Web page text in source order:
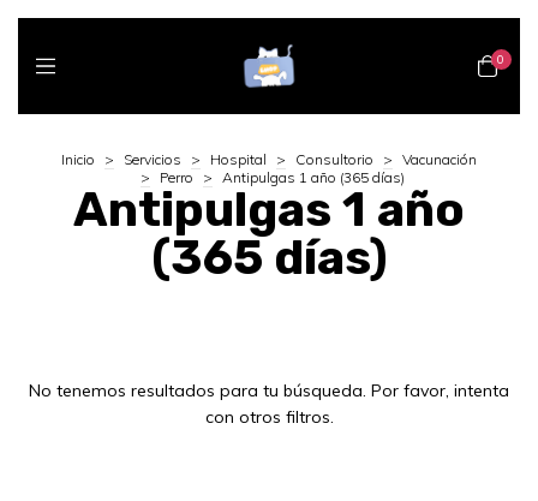
0
Inicio > Servicios > Hospital > Consultorio > Vacunación
>
Perro > Antipulgas 1 año (365 días)
Antipulgas 1 año
(365 días)
No tenemos resultados para tu búsqueda. Por favor, intenta
con otros filtros.